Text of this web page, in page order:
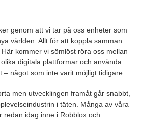
genom att vi tar på oss enheter som
världen. Allt för att koppla samman
kommer vi sömlöst röra oss mellan
digitala plattformar och använda
– något som inte varit möjligt tidigare.
men utvecklingen framåt går snabbt,
i täten. Många av våra
redan idag inne i Robblox och